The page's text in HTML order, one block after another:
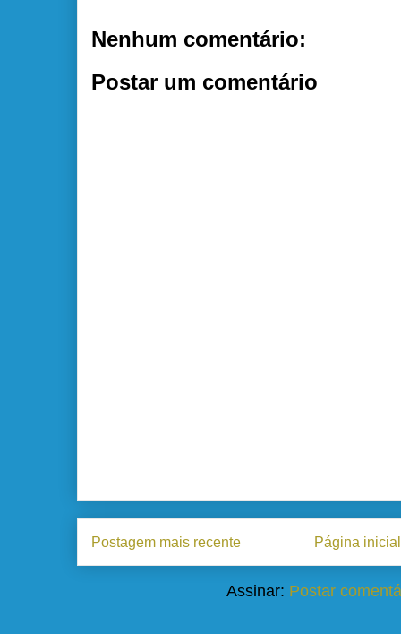
Nenhum comentário:
Postar um comentário
Postagem mais recente Página inicial
Assinar: Postar